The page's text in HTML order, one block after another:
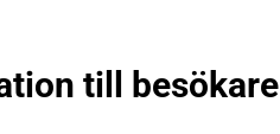
till besökare